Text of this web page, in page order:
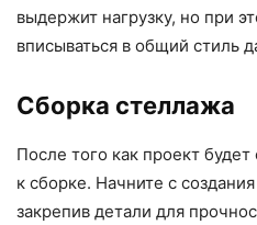
выдержит нагрузку, но при
вписываться в общий стиль
Сборка стеллажа
После того как проект
к сборке. Начните с
закрепив детали для